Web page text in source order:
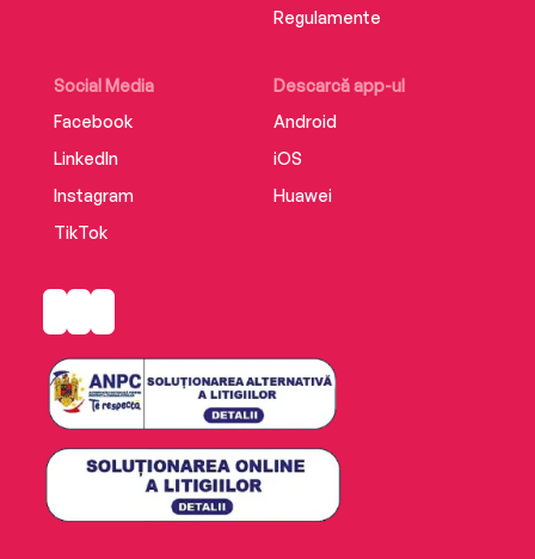
Social Media
Facebook
LinkedIn
Instagram
TikTok
Descarcă app-ul
Android
iOS
Huawei
Regulamente